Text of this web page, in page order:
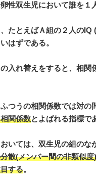
性双生児において誰を１
たとえばＡ組の２人の
はずである。
入れ替えをすると、相
つうの相関係数では対の
関係数とよばれる指標で
いては、双生児の組のな
散(メンバー間の非類似
する。